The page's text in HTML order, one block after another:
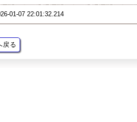
01-07 22:01:32.214